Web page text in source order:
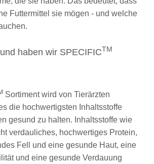
Futtermittel sie mögen - und welche
haben wir SPECIFICTM
Sortiment wird von Tierärzten
die hochwertigsten Inhaltsstoffe
gesund zu halten. Inhaltsstoffe wie
verdauliches, hochwertiges Protein,
Fell und eine gesunde Haut, eine
und eine gesunde Verdauung